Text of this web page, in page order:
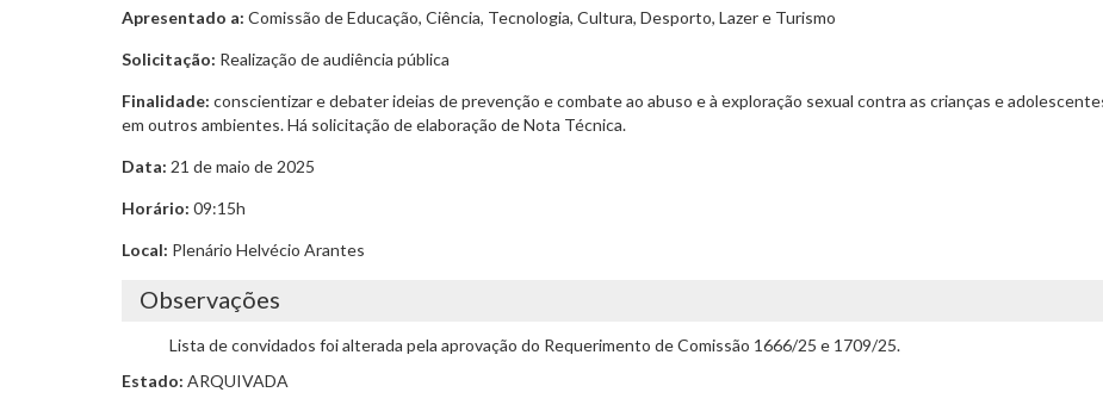
Apresentado a: Comissão de Educação, Ciência, Tecnologia, Cultura, Desporto, Lazer e Turismo
Solicitação: Realização de audiência pública
Finalidade: conscientizar e debater ideias de prevenção e combate ao abuso e à exploração sexual contra as crianças e
em outros ambientes. Há solicitação de elaboração de Nota Técnica.
Data: 21 de maio de 2025
Horário: 09:15h
Local: Plenário Helvécio Arantes
Observações
Lista de convidados foi alterada pela aprovação do Requerimento de Comissão 1666/25 e 1709/25.
Estado: ARQUIVADA